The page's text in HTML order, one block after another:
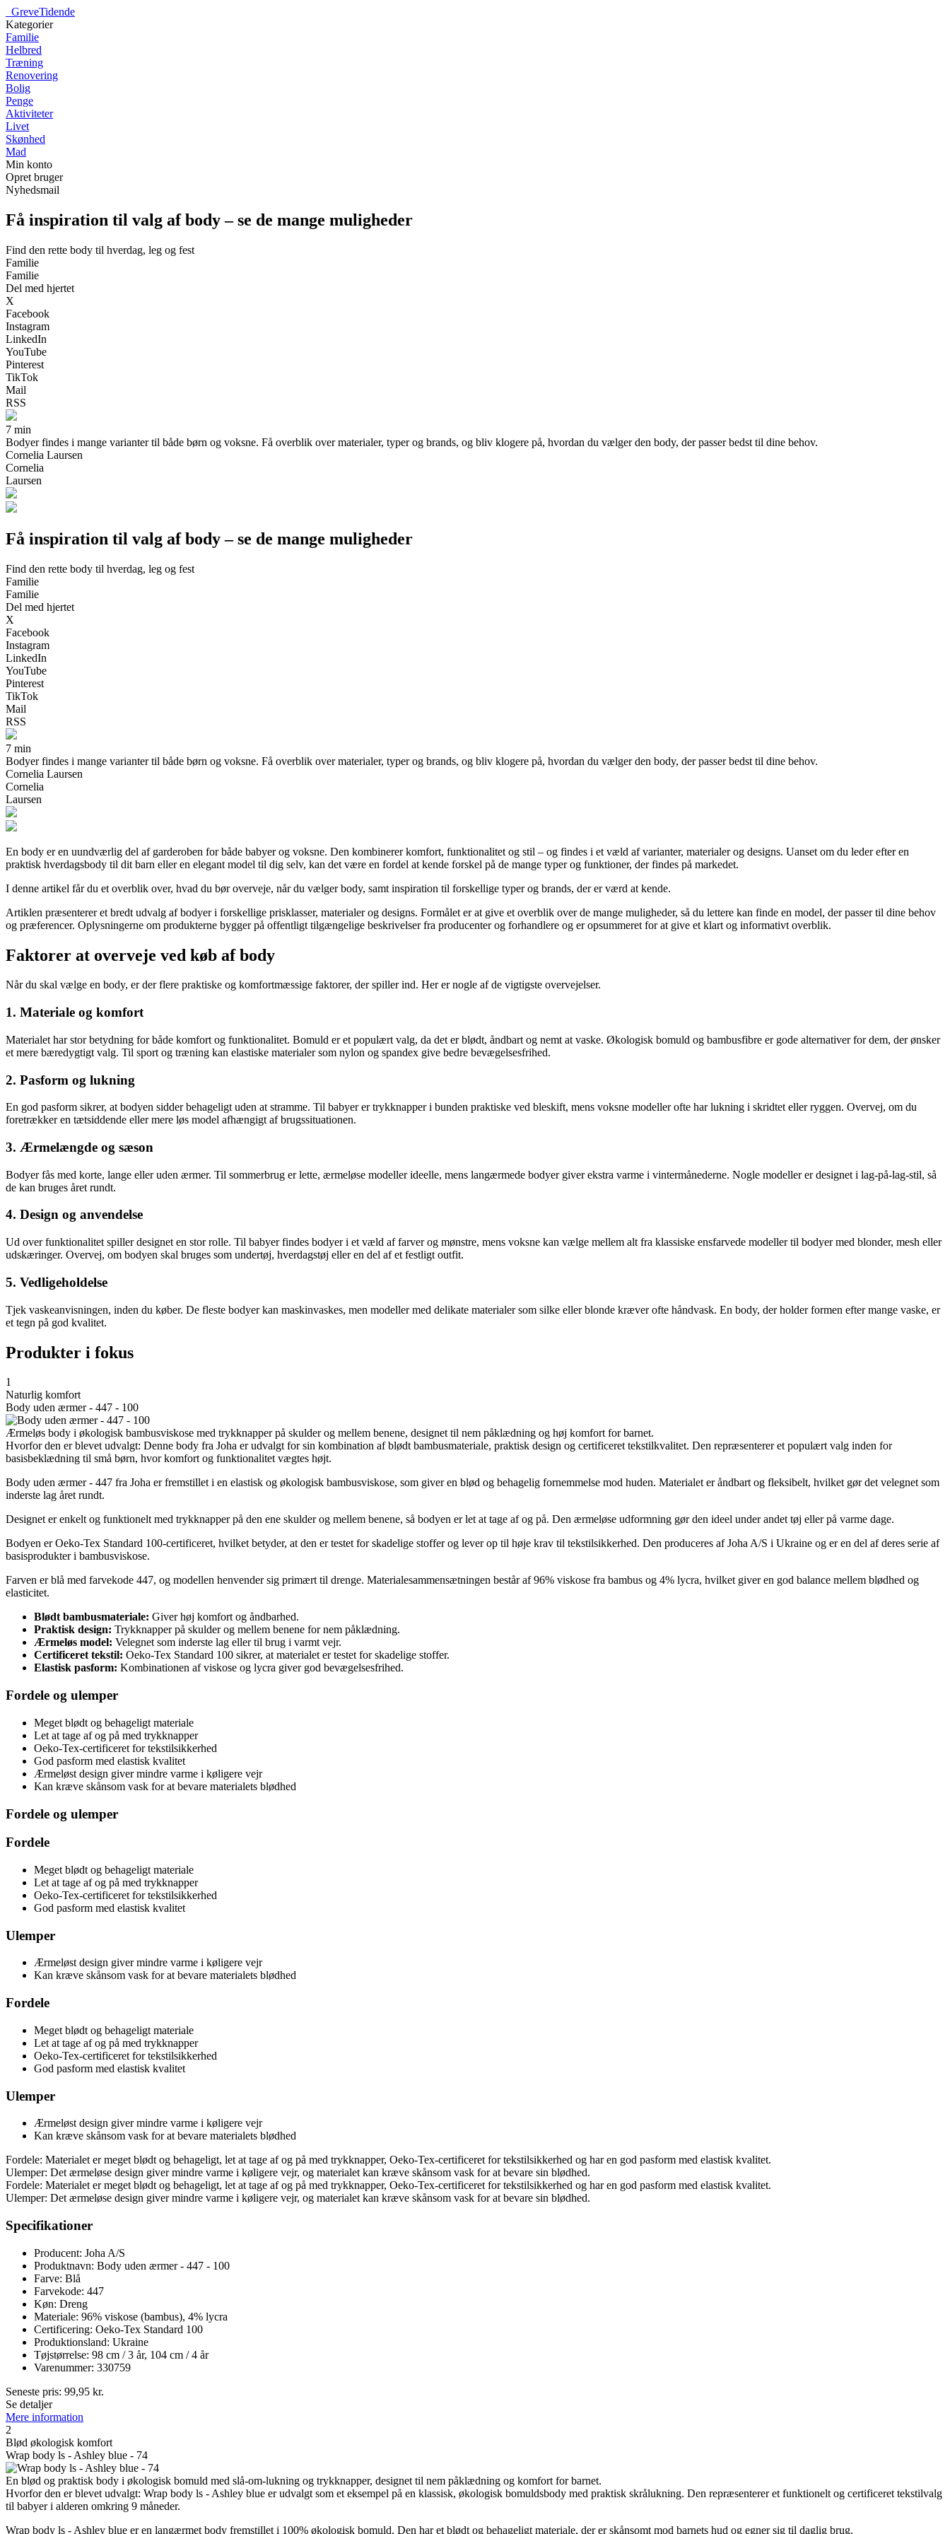
GreveTidende
Kategorier
Familie
Helbred
Træning
Renovering
Bolig
Penge
Aktiviteter
Livet
Skønhed
Mad
Min konto
Opret bruger
Nyhedsmail
Få inspiration til valg af body – se de mange muligheder
Find den rette body til hverdag, leg og fest
Familie
Familie
Del med hjertet
X
Facebook
Instagram
LinkedIn
YouTube
Pinterest
TikTok
Mail
RSS
7 min
Bodyer findes i mange varianter til både børn og voksne. Få overblik over materialer, typer og brands, og bliv klogere på, hvordan du vælger den body, der passer bedst til dine behov.
Cornelia Laursen
Cornelia
Laursen
Få inspiration til valg af body – se de mange muligheder
Find den rette body til hverdag, leg og fest
Familie
Familie
Del med hjertet
X
Facebook
Instagram
LinkedIn
YouTube
Pinterest
TikTok
Mail
RSS
7 min
Bodyer findes i mange varianter til både børn og voksne. Få overblik over materialer, typer og brands, og bliv klogere på, hvordan du vælger den body, der passer bedst til dine behov.
Cornelia Laursen
Cornelia
Laursen
En body er en uundværlig del af garderoben for både babyer og voksne. Den kombinerer komfort, funktionalitet og stil – og findes i et væld af varianter, materialer og designs. Uanset om du leder efter en
praktisk hverdagsbody til dit barn eller en elegant model til dig selv, kan det være en fordel at kende forskel på de mange typer og funktioner, der findes på markedet.
I denne artikel får du et overblik over, hvad du bør overveje, når du vælger body, samt inspiration til forskellige typer og brands, der er værd at kende.
Artiklen præsenterer et bredt udvalg af bodyer i forskellige prisklasser, materialer og designs. Formålet er at give et overblik over de mange muligheder, så du lettere kan finde en model, der passer til dine behov
og præferencer. Oplysningerne om produkterne bygger på offentligt tilgængelige beskrivelser fra producenter og forhandlere og er opsummeret for at give et klart og informativt overblik.
Faktorer at overveje ved køb af body
Når du skal vælge en body, er der flere praktiske og komfortmæssige faktorer, der spiller ind. Her er nogle af de vigtigste overvejelser.
1. Materiale og komfort
Materialet har stor betydning for både komfort og funktionalitet. Bomuld er et populært valg, da det er blødt, åndbart og nemt at vaske. Økologisk bomuld og bambusfibre er gode alternativer for dem, der ønsker
et mere bæredygtigt valg. Til sport og træning kan elastiske materialer som nylon og spandex give bedre bevægelsesfrihed.
2. Pasform og lukning
En god pasform sikrer, at bodyen sidder behageligt uden at stramme. Til babyer er trykknapper i bunden praktiske ved bleskift, mens voksne modeller ofte har lukning i skridtet eller ryggen. Overvej, om du
foretrækker en tætsiddende eller mere løs model afhængigt af brugssituationen.
3. Ærmelængde og sæson
Bodyer fås med korte, lange eller uden ærmer. Til sommerbrug er lette, ærmeløse modeller ideelle, mens langærmede bodyer giver ekstra varme i vintermånederne. Nogle modeller er designet i lag-på-lag-stil, så
de kan bruges året rundt.
4. Design og anvendelse
Ud over funktionalitet spiller designet en stor rolle. Til babyer findes bodyer i et væld af farver og mønstre, mens voksne kan vælge mellem alt fra klassiske ensfarvede modeller til bodyer med blonder, mesh eller
udskæringer. Overvej, om bodyen skal bruges som undertøj, hverdagstøj eller en del af et festligt outfit.
5. Vedligeholdelse
Tjek vaskeanvisningen, inden du køber. De fleste bodyer kan maskinvaskes, men modeller med delikate materialer som silke eller blonde kræver ofte håndvask. En body, der holder formen efter mange vaske, er
et tegn på god kvalitet.
Produkter i fokus
1
Naturlig komfort
Body uden ærmer - 447 - 100
Ærmeløs body i økologisk bambusviskose med trykknapper på skulder og mellem benene, designet til nem påklædning og høj komfort for barnet.
Hvorfor den er blevet udvalgt: Denne body fra Joha er udvalgt for sin kombination af blødt bambusmateriale, praktisk design og certificeret tekstilkvalitet. Den repræsenterer et populært valg inden for
basisbeklædning til små børn, hvor komfort og funktionalitet vægtes højt.
Body uden ærmer - 447 fra Joha er fremstillet i en elastisk og økologisk bambusviskose, som giver en blød og behagelig fornemmelse mod huden. Materialet er åndbart og fleksibelt, hvilket gør det velegnet som
inderste lag året rundt.
Designet er enkelt og funktionelt med trykknapper på den ene skulder og mellem benene, så bodyen er let at tage af og på. Den ærmeløse udformning gør den ideel under andet tøj eller på varme dage.
Bodyen er Oeko-Tex Standard 100-certificeret, hvilket betyder, at den er testet for skadelige stoffer og lever op til høje krav til tekstilsikkerhed. Den produceres af Joha A/S i Ukraine og er en del af deres serie af
basisprodukter i bambusviskose.
Farven er blå med farvekode 447, og modellen henvender sig primært til drenge. Materialesammensætningen består af 96% viskose fra bambus og 4% lycra, hvilket giver en god balance mellem blødhed og
elasticitet.
Blødt bambusmateriale: Giver høj komfort og åndbarhed.
Praktisk design: Trykknapper på skulder og mellem benene for nem påklædning.
Ærmeløs model: Velegnet som inderste lag eller til brug i varmt vejr.
Certificeret tekstil: Oeko-Tex Standard 100 sikrer, at materialet er testet for skadelige stoffer.
Elastisk pasform: Kombinationen af viskose og lycra giver god bevægelsesfrihed.
Fordele og ulemper
Meget blødt og behageligt materiale
Let at tage af og på med trykknapper
Oeko-Tex-certificeret for tekstilsikkerhed
God pasform med elastisk kvalitet
Ærmeløst design giver mindre varme i køligere vejr
Kan kræve skånsom vask for at bevare materialets blødhed
Fordele og ulemper
Fordele
Meget blødt og behageligt materiale
Let at tage af og på med trykknapper
Oeko-Tex-certificeret for tekstilsikkerhed
God pasform med elastisk kvalitet
Ulemper
Ærmeløst design giver mindre varme i køligere vejr
Kan kræve skånsom vask for at bevare materialets blødhed
Fordele
Meget blødt og behageligt materiale
Let at tage af og på med trykknapper
Oeko-Tex-certificeret for tekstilsikkerhed
God pasform med elastisk kvalitet
Ulemper
Ærmeløst design giver mindre varme i køligere vejr
Kan kræve skånsom vask for at bevare materialets blødhed
Fordele: Materialet er meget blødt og behageligt, let at tage af og på med trykknapper, Oeko-Tex-certificeret for tekstilsikkerhed og har en god pasform med elastisk kvalitet.
Ulemper: Det ærmeløse design giver mindre varme i køligere vejr, og materialet kan kræve skånsom vask for at bevare sin blødhed.
Fordele: Materialet er meget blødt og behageligt, let at tage af og på med trykknapper, Oeko-Tex-certificeret for tekstilsikkerhed og har en god pasform med elastisk kvalitet.
Ulemper: Det ærmeløse design giver mindre varme i køligere vejr, og materialet kan kræve skånsom vask for at bevare sin blødhed.
Specifikationer
Producent: Joha A/S
Produktnavn: Body uden ærmer - 447 - 100
Farve: Blå
Farvekode: 447
Køn: Dreng
Materiale: 96% viskose (bambus), 4% lycra
Certificering: Oeko-Tex Standard 100
Produktionsland: Ukraine
Tøjstørrelse: 98 cm / 3 år, 104 cm / 4 år
Varenummer: 330759
Seneste pris: 99,95 kr.
Se detaljer
Mere information
2
Blød økologisk komfort
Wrap body ls - Ashley blue - 74
En blød og praktisk body i økologisk bomuld med slå-om-lukning og trykknapper, designet til nem påklædning og komfort for barnet.
Hvorfor den er blevet udvalgt: Wrap body ls - Ashley blue er udvalgt som et eksempel på en klassisk, økologisk bomuldsbody med praktisk skrålukning. Den repræsenterer et funktionelt og certificeret tekstilvalg
til babyer i alderen omkring 9 måneder.
Wrap body ls - Ashley blue er en langærmet body fremstillet i 100% økologisk bomuld. Den har et blødt og behageligt materiale, der er skånsomt mod barnets hud og egner sig til daglig brug.